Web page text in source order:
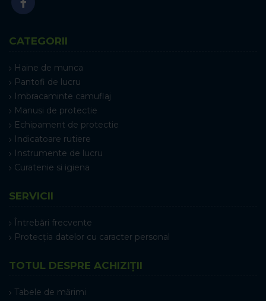
CATEGORII
Haine de munca
Pantofi de lucru
Imbracaminte camuflaj
Manusi de protectie
Echipament de protectie
Indicatoare rutiere
Instrumente de lucru
Curatenie si igiena
SERVICII
Întrebări frecvente
Protecția datelor cu caracter personal
TOTUL DESPRE ACHIZIȚII
Tabele de mărimi